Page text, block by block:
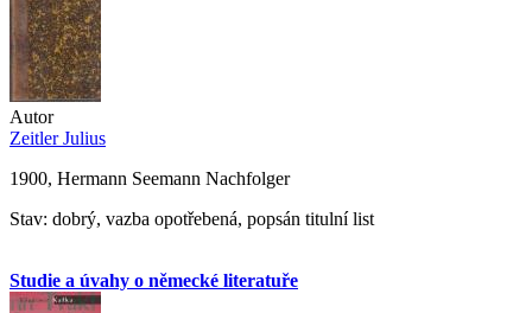
Autor
Zeitler Julius
1900, Hermann Seemann Nachfolger
Stav: dobrý, vazba opotřebená, popsán titulní list
Studie a úvahy o německé literatuře